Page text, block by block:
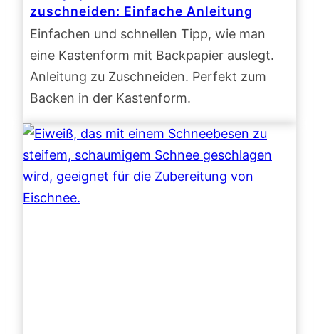
zuschneiden: Einfache Anleitung
Einfachen und schnellen Tipp, wie man
eine Kastenform mit Backpapier auslegt.
Anleitung zu Zuschneiden. Perfekt zum
Backen in der Kastenform.